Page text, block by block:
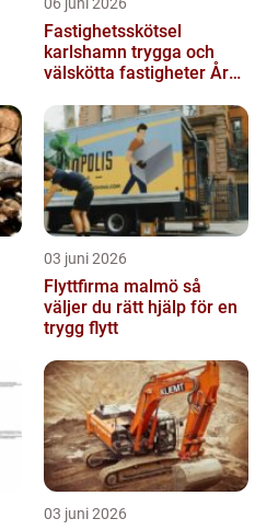
Fastighetsskötsel
karlshamn trygga och
välskötta fastigheter Året
03 juni 2026
Flyttfirma malmö så
väljer du rätt hjälp för en
trygg flytt
03 juni 2026